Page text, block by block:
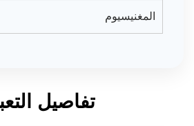
المغنيسيوم
تفاصيل